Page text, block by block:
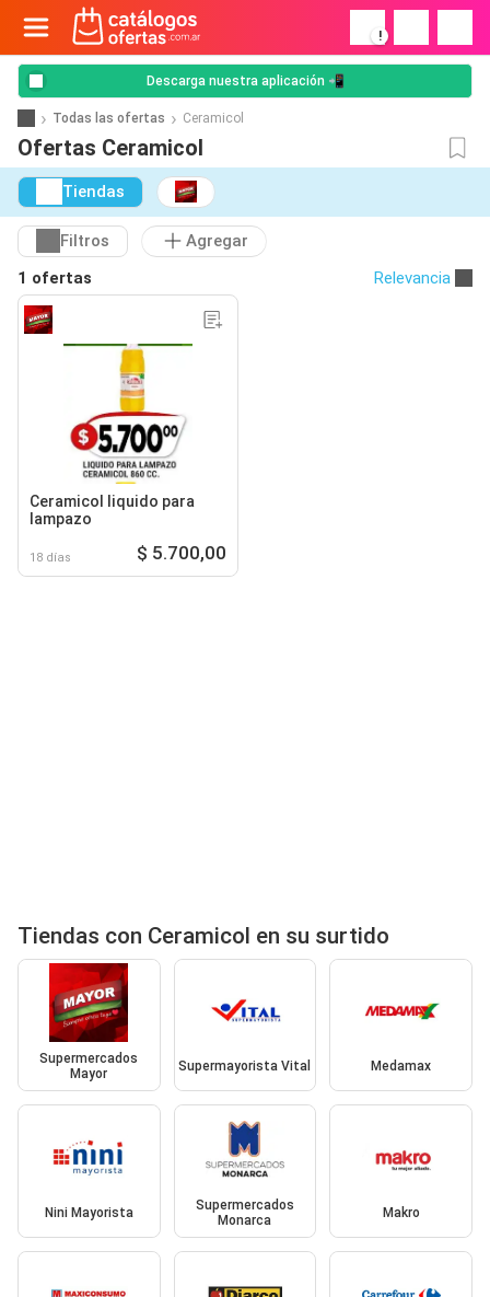
!
Descarga nuestra aplicación 📲
Todas las ofertas Ceramicol
Ofertas Ceramicol
Tiendas
Filtros
Agregar
1 ofertas
Relevancia
Ceramicol liquido para
lampazo
18 días $ 5.700,00
Tiendas con Ceramicol en su surtido
Supermercados
Mayor
Supermayorista Vital Medamax
Nini Mayorista
Supermercados
Monarca
Makro